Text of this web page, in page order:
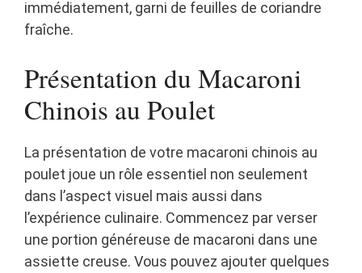
immédiatement, garni de feuilles de coriandre
fraîche.
Présentation du Macaroni
Chinois au Poulet
La présentation de votre macaroni chinois au
poulet joue un rôle essentiel non seulement
dans l’aspect visuel mais aussi dans
l’expérience culinaire. Commencez par verser
une portion généreuse de macaroni dans une
assiette creuse. Vous pouvez ajouter quelques